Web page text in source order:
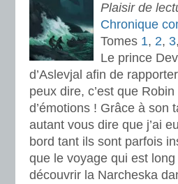
Plaisir de
Chronique
Tomes 1, 2, 3,
Le prince
d’Aslevjal afin de
peux dire, c’est que
d’émotions ! Grâce à son
autant vous dire que j’ai
bord tant ils sont parfois
que le voyage qui est
découvrir la Narcheska